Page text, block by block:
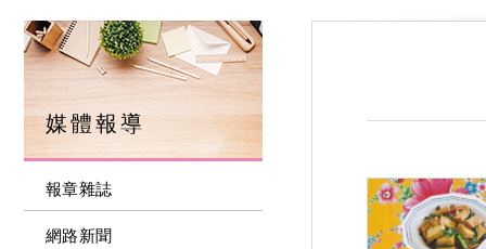
媒體報導
報章雜誌
網路新聞